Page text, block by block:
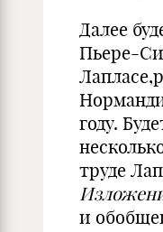
Далее
Пьере-
году.
труде
и